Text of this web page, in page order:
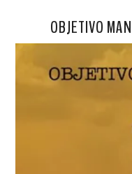
OBJETIVO